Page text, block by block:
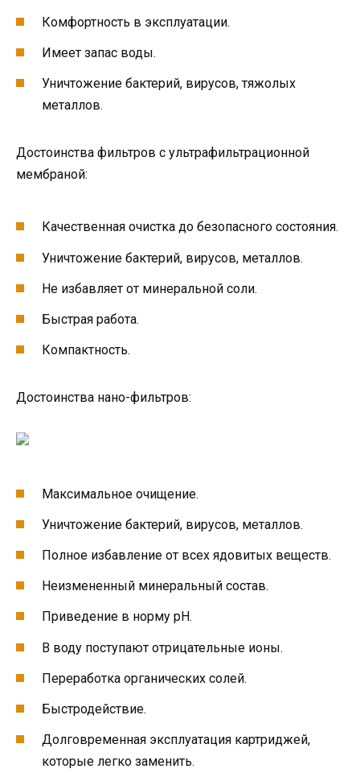
Комфортность в эксплуатации.
Имеет запас воды.
Уничтожение бактерий, вирусов, тяжолых
металлов.
Достоинства фильтров с ультрафильтрационной
мембраной:
Качественная очистка до безопасного состояния.
Уничтожение бактерий, вирусов, металлов.
Не избавляет от минеральной соли.
Быстрая работа.
Компактность.
Достоинства нано-фильтров:
Максимальное очищение.
Уничтожение бактерий, вирусов, металлов.
Полное избавление от всех ядовитых веществ.
Неизмененный минеральный состав.
Приведение в норму pH.
В воду поступают отрицательные ионы.
Переработка органических солей.
Быстродействие.
Долговременная эксплуатация картриджей,
которые легко заменить.